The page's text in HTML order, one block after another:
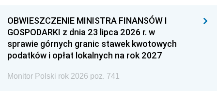
OBWIESZCZENIE MINISTRA FINANSÓW I
GOSPODARKI z dnia 23 lipca 2026 r. w
sprawie górnych granic stawek kwotowych
podatków i opłat lokalnych na rok 2027
Monitor Polski rok 2026 poz. 741